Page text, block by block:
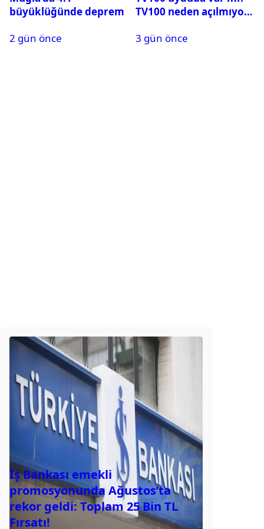
büyüklüğünde deprem
2 gün önce
TV100 neden açılmıyor?
3 gün önce
İş Bankası emekli
promosyonunda Ağustos’ta
rekor geldi: Toplam 25 Bin TL
Fırsatı!